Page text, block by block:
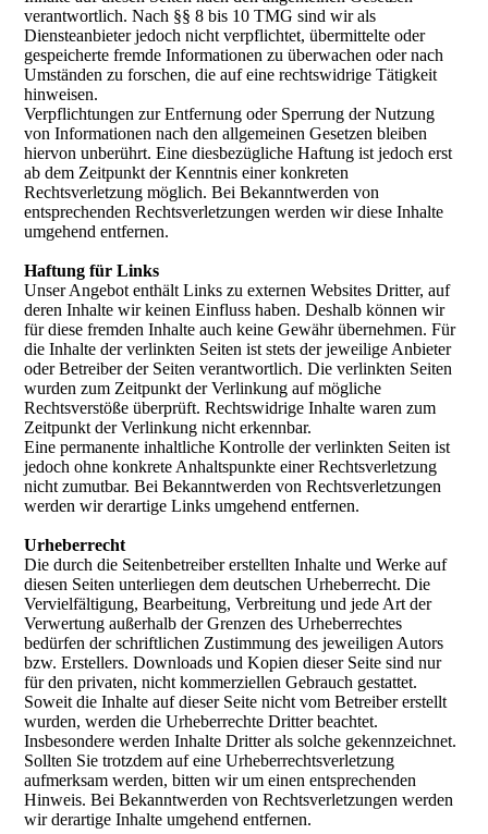
verantwortlich. Nach §§ 8 bis 10 TMG sind wir als
Diensteanbieter jedoch nicht verpflichtet, übermittelte oder
gespeicherte fremde Informationen zu überwachen oder nach
Umständen zu forschen, die auf eine rechtswidrige Tätigkeit
hinweisen.
Verpflichtungen zur Entfernung oder Sperrung der Nutzung
von Informationen nach den allgemeinen Gesetzen bleiben
hiervon unberührt. Eine diesbezügliche Haftung ist jedoch erst
ab dem Zeitpunkt der Kenntnis einer konkreten
Rechtsverletzung möglich. Bei Bekanntwerden von
entsprechenden Rechtsverletzungen werden wir diese Inhalte
umgehend entfernen.
Haftung für Links
Unser Angebot enthält Links zu externen Websites Dritter, auf
deren Inhalte wir keinen Einfluss haben. Deshalb können wir
für diese fremden Inhalte auch keine Gewähr übernehmen. Für
die Inhalte der verlinkten Seiten ist stets der jeweilige Anbieter
oder Betreiber der Seiten verantwortlich. Die verlinkten Seiten
wurden zum Zeitpunkt der Verlinkung auf mögliche
Rechtsverstöße überprüft. Rechtswidrige Inhalte waren zum
Zeitpunkt der Verlinkung nicht erkennbar.
Eine permanente inhaltliche Kontrolle der verlinkten Seiten ist
jedoch ohne konkrete Anhaltspunkte einer Rechtsverletzung
nicht zumutbar. Bei Bekanntwerden von Rechtsverletzungen
werden wir derartige Links umgehend entfernen.
Urheberrecht
Die durch die Seitenbetreiber erstellten Inhalte und Werke auf
diesen Seiten unterliegen dem deutschen Urheberrecht. Die
Vervielfältigung, Bearbeitung, Verbreitung und jede Art der
Verwertung außerhalb der Grenzen des Urheberrechtes
bedürfen der schriftlichen Zustimmung des jeweiligen Autors
bzw. Erstellers. Downloads und Kopien dieser Seite sind nur
für den privaten, nicht kommerziellen Gebrauch gestattet.
Soweit die Inhalte auf dieser Seite nicht vom Betreiber erstellt
wurden, werden die Urheberrechte Dritter beachtet.
Insbesondere werden Inhalte Dritter als solche gekennzeichnet.
Sollten Sie trotzdem auf eine Urheberrechtsverletzung
aufmerksam werden, bitten wir um einen entsprechenden
Hinweis. Bei Bekanntwerden von Rechtsverletzungen werden
wir derartige Inhalte umgehend entfernen.